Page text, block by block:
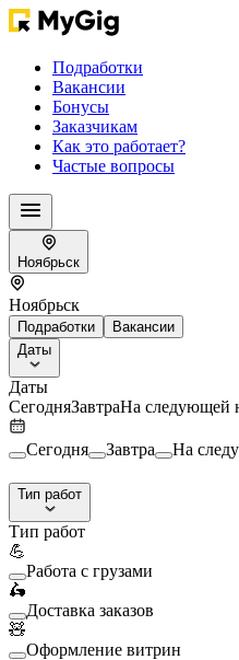
Подработки
Вакансии
Бонусы
Заказчикам
Как это работает?
Частые вопросы
Ноябрьск
Ноябрьск
Подработки
Вакансии
Даты
Даты
СегодняЗавтраНа следующей
Сегодня Завтра На
Тип работ
Тип работ
💪
Работа с грузами
🛵
Доставка заказов
🧸
Оформление витрин